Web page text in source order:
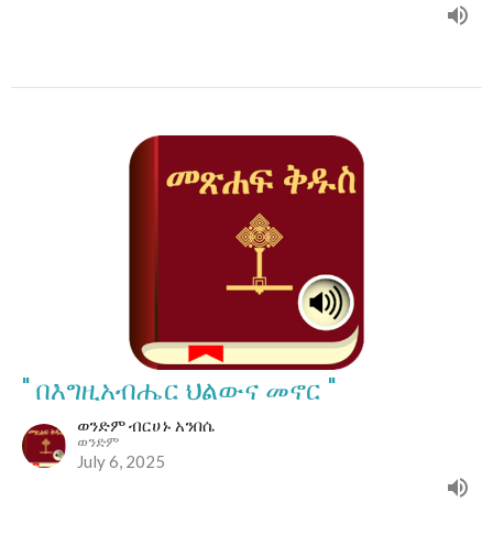
" በእግዚአብሔር ህልውና መኖር "
ወንድም ብርሀኑ አንበሴ
ወንድም
July 6, 2025